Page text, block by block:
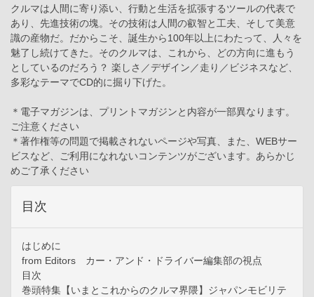
クルマは人間に寄り添い、行動と生活を拡張するツールの代表で
あり、先進技術の塊。その技術は人間の叡智と工夫、そして美意
識の産物だ。だからこそ、誕生から100年以上にわたって、人々を
魅了し続けてきた。そのクルマは、これから、どの方向に進もう
としているのだろう？ 楽しさ／デザイン／走り／ビジネスなど、
多彩なテーマでCD的に掘り下げた。
＊電子マガジンは、プリントマガジンと内容が一部異なります。
ご注意ください
＊著作権等の問題で掲載されないページや写真、また、WEBサー
ビスなど、ご利用になれないコンテンツがございます。あらかじ
めご了承ください
目次
はじめに
from Editors カー・アンド・ドライバー編集部の視点
目次
巻頭特集【いまとこれからのクルマ界隈】ジャパンモビリテ